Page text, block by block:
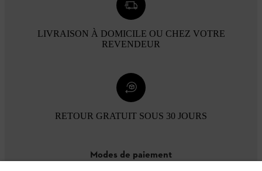
LIVRAISON À DOMICILE OU CHEZ VOTRE
REVENDEUR
RETOUR GRATUIT SOUS 30 JOURS
Modes de paiement